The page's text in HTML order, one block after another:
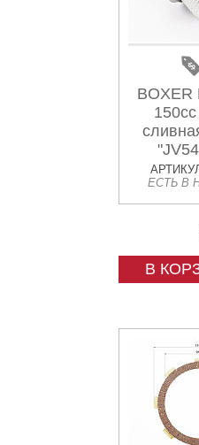
BOXER
ЕСТЬ В
В